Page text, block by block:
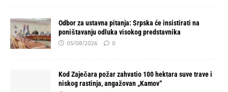
Odbor za ustavna pitanja: Srpska će insistirati na
poništavanju odluka visokog predstavnika
05/08/2026 0
Kod Zaječara požar zahvatio 100 hektara suve trave i
niskog rastinja, angažovan „Kamov“